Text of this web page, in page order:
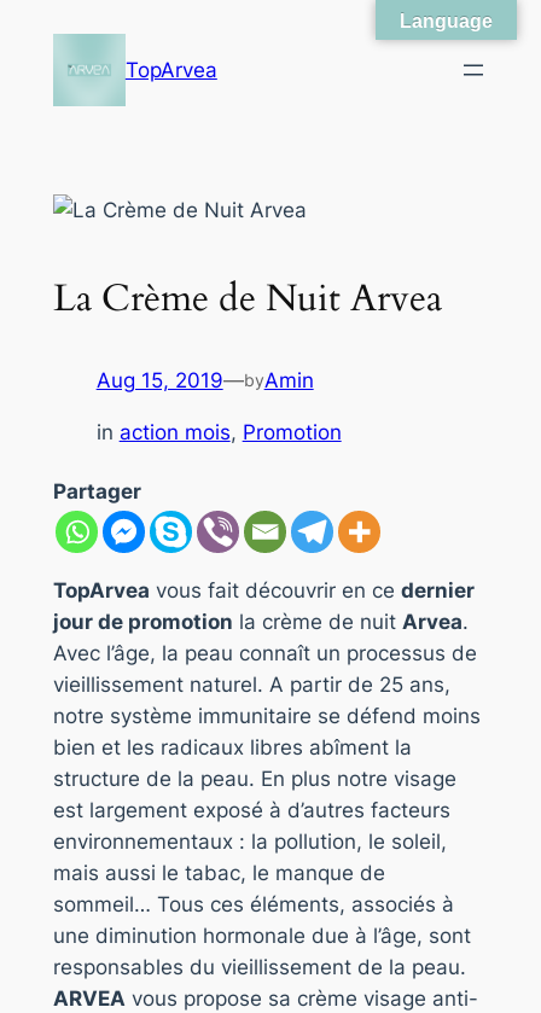
TopArvea
La Crème de Nuit Arvea
Aug 15, 2019—byAmin
in action mois, Promotion
Partager
TopArvea vous fait découvrir en ce dernier
jour de promotion la crème de nuit Arvea.
Avec l’âge, la peau connaît un processus de
vieillissement naturel. A partir de 25 ans,
notre système immunitaire se défend moins
bien et les radicaux libres abîment la
structure de la peau. En plus notre visage
est largement exposé à d’autres facteurs
environnementaux : la pollution, le soleil,
mais aussi le tabac, le manque de
sommeil… Tous ces éléments, associés à
une diminution hormonale due à l’âge, sont
responsables du vieillissement de la peau.
ARVEAvous propose sa crème visage anti-
Language